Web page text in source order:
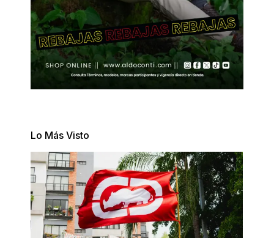
Lo Más Visto